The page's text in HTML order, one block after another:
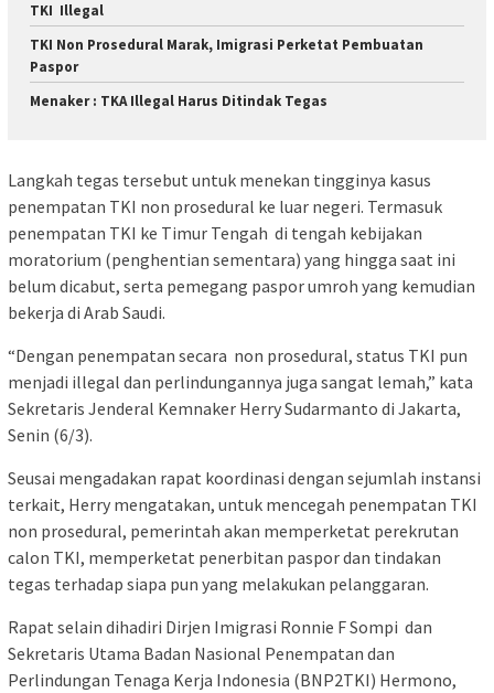
TKI Illegal
TKI Non Prosedural Marak, Imigrasi Perketat Pembuatan
Paspor
Menaker : TKA Illegal Harus Ditindak Tegas
Langkah tegas tersebut untuk menekan tingginya kasus
penempatan TKI non prosedural ke luar negeri. Termasuk
penempatan TKI ke Timur Tengah di tengah kebijakan
moratorium (penghentian sementara) yang hingga saat ini
belum dicabut, serta pemegang paspor umroh yang kemudian
bekerja di Arab Saudi.
“Dengan penempatan secara non prosedural, status TKI pun
menjadi illegal dan perlindungannya juga sangat lemah,” kata
Sekretaris Jenderal Kemnaker Herry Sudarmanto di Jakarta,
Senin (6/3).
Seusai mengadakan rapat koordinasi dengan sejumlah instansi
terkait, Herry mengatakan, untuk mencegah penempatan TKI
non prosedural, pemerintah akan memperketat perekrutan
calon TKI, memperketat penerbitan paspor dan tindakan
tegas terhadap siapa pun yang melakukan pelanggaran.
Rapat selain dihadiri Dirjen Imigrasi Ronnie F Sompi dan
Sekretaris Utama Badan Nasional Penempatan dan
Perlindungan Tenaga Kerja Indonesia (BNP2TKI) Hermono,